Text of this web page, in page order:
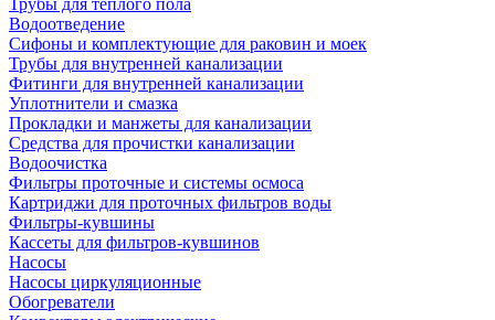
Трубы для тёплого пола
Водоотведение
Сифоны и комплектующие для раковин и моек
Трубы для внутренней канализации
Фитинги для внутренней канализации
Уплотнители и смазка
Прокладки и манжеты для канализации
Средства для прочистки канализации
Водоочистка
Фильтры проточные и системы осмоса
Картриджи для проточных фильтров воды
Фильтры-кувшины
Кассеты для фильтров-кувшинов
Насосы
Насосы циркуляционные
Обогреватели